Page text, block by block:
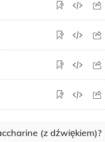
(z dźwiękiem)?